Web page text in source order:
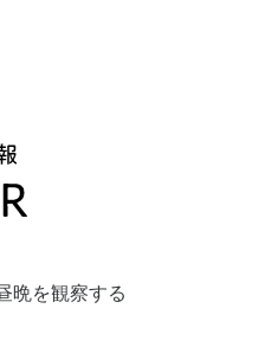
晩を観察する